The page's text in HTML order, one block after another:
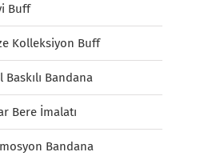
Buff
Kolleksiyon Buff
Baskılı Bandana
Bere İmalatı
Bandana